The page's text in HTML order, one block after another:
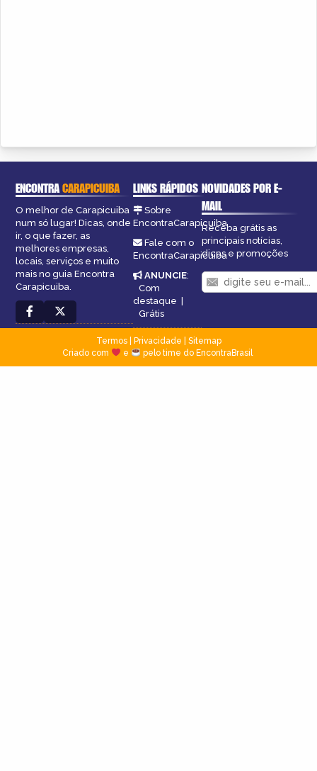
ENCONTRACARAPICUIBA
O melhor de Carapicuiba
num só lugar! Dicas, onde
ir, o que fazer, as
melhores empresas,
locais, serviços e muito
mais no guia Encontra
Carapicuiba.
LINKS RÁPIDOS
Sobre
EncontraCarapicuiba
Fale com o
EncontraCarapicuiba
ANUNCIE:
Com
destaque |
Grátis
NOVIDADES POR E-
MAIL
Receba grátis as
principais notícias,
dicas e promoções
Termos| Privacidade
Sitemap
Criado com
e pelo time do EncontraBrasil